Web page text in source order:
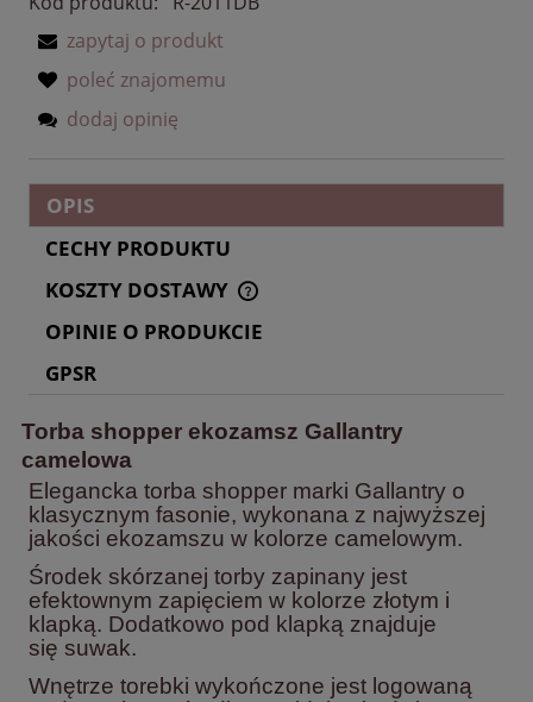
zapytaj o produkt
poleć znajomemu
dodaj opinię
OPIS
CECHY PRODUKTU
KOSZTY DOSTAWY
CENA NIE ZAWIERA EWENTUALNYCH KOSZTÓW
PŁATNOŚCI
OPINIE O PRODUKCIE
GPSR
Torba shopper ekozamsz Gallantry
camelowa
Elegancka torba shopper marki Gallantry o
klasycznym fasonie, wykonana z najwyższej
jakości ekozamszu w kolorze camelowym.
Środek skórzanej torby zapinany jest
efektownym zapięciem w kolorze złotym i
klapką. Dodatkowo pod klapką znajduje
się suwak.
Wnętrze torebki wykończone jest logowaną